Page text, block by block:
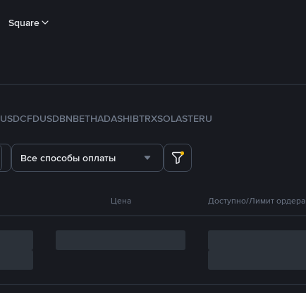
Square
USDCFDUSDBNBETHADASHIBTRXSOLASTERU
Все способы оплаты
Цена Доступно/Лимит ордера